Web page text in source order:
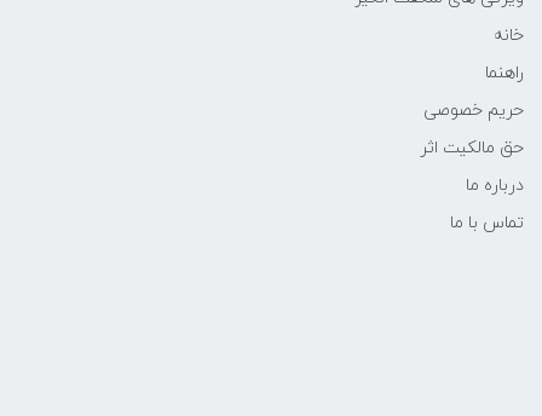
خانه
راهنما
حریم خصوصی
حق مالکیت اثر
درباره ما
تماس با ما